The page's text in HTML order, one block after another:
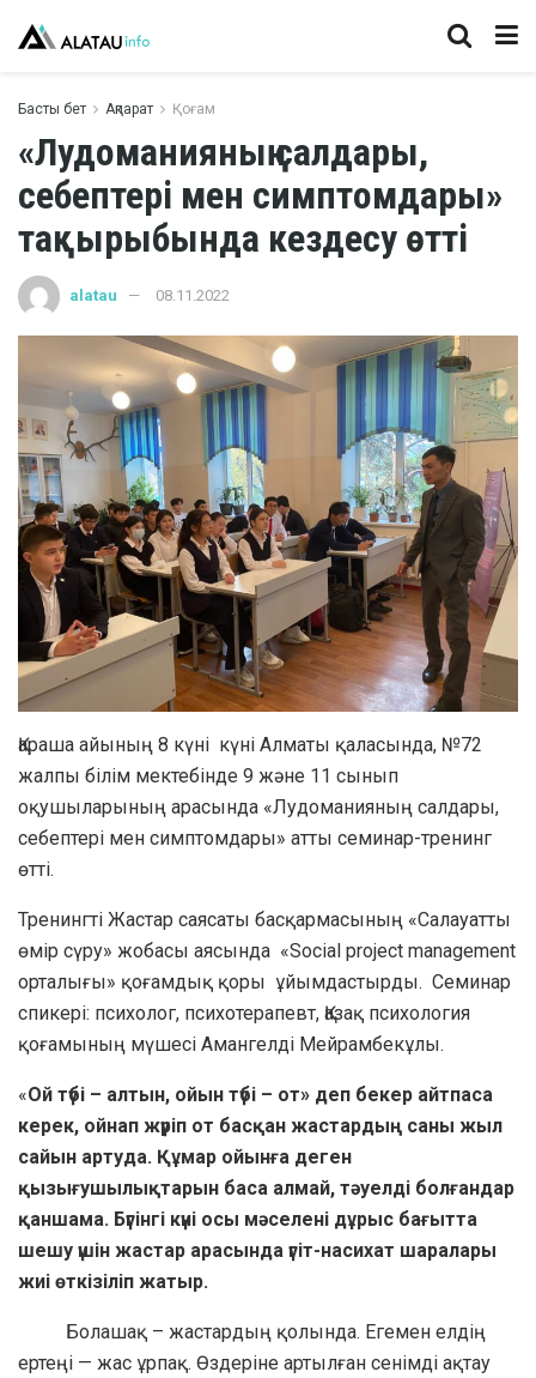
Басты бет Ақпарат Қоғам
«Лудоманияның салдары,
себептері мен симптомдары»
тақырыбында кездесу өтті
alatau 08.11.2022
Қараша айының 8 күні күні Алматы қаласында, №72
жалпы білім мектебінде 9 және 11 сынып
оқушыларының арасында «Лудоманияның салдары,
себептері мен симптомдары» атты семинар-тренинг
өтті.
Тренингті Жастар саясаты басқармасының «Салауатты
өмір сүру» жобасы аясында «Social project management
орталығы» қоғамдық қоры ұйымдастырды. Семинар
спикері: психолог, психотерапевт, Қазақ психология
қоғамының мүшесі Амангелді Мейрамбекұлы.
«Ой түбі – алтын, ойын түбі – от» деп бекер айтпаса
керек, ойнап жүріп от басқан жастардың саны жыл
сайын артуда. Құмар ойынға деген
қызығушылықтарын баса алмай, тәуелді болғандар
қаншама. Бүгінгі күні осы мәселені дұрыс бағытта
шешу үшін жастар арасында үгіт-насихат шаралары
жиі өткізіліп жатыр.
Болашақ – жастардың қолында. Егемен елдің
ертеңі — жас ұрпақ. Өздеріне артылған сенімді ақтау